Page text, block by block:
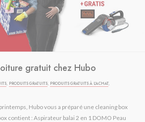
gratuit chez Hubo
, PRODUITS GRATUITS, PRODUITS GRATUITS À L'ACHAT,
Hubo vous a préparé une cleaning box
contient : Aspirateur balai 2 en 1 DOMO Peau